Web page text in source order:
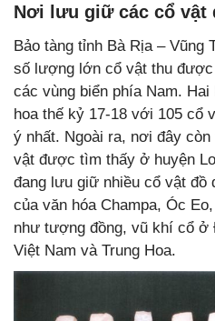
Nơi lưu giữ các cổ vật
Bảo tàng tỉnh Bà Rịa – Vũng
số lượng lớn cổ vật thu
các vùng biển phía Nam.
hoa thế kỷ 17-18 với 105 cổ
ý nhất. Ngoài ra, nơi đây
vật được tìm thấy ở huyện
đang lưu giữ nhiều cổ vật đồ
của văn hóa Champa, Óc
như tượng đồng, vũ khí cổ
Việt Nam và Trung Hoa.